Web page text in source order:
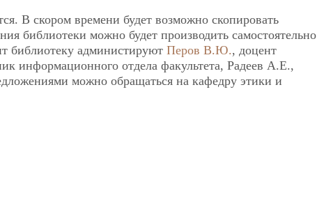
В скором времени будет возможно скопировать
библиотеки можно будет производить самостоятельно
библиотеку администируют Перов В.Ю., доцент
информационного отдела факультета, Радеев А.Е.,
можно обращаться на кафедру этики и